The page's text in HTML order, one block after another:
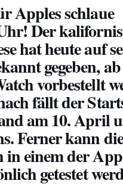
Apples schlaue
Der
hat heute auf
gegeben,
vorbestellt
fällt der
am 10. April
Ferner kann die
in einem der
getestet